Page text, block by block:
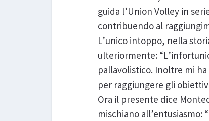
guida l’Union Volley in
contribuendo al
L’unico intoppo, nella
ulteriormente:
pallavolistico. Inoltre mi
per raggiungere gli
Ora il presente dice
mischiano all’entusiasmo: